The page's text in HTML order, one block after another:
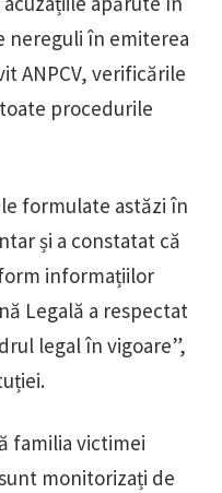
nereguli în emiterea
ANPCV, verificările
procedurile
formulate astăzi în
și a constatat că
informațiilor
Legală a respectat
legal în vigoare”,
familia victimei
monitorizați de